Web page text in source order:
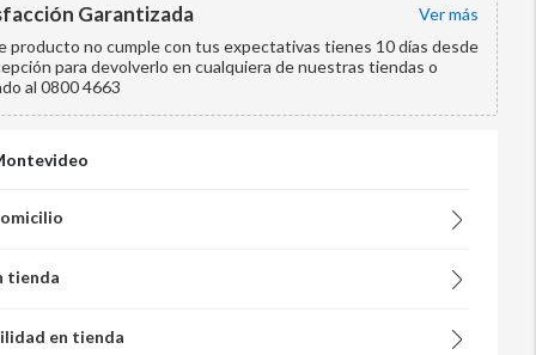
Garantizada
ver más
producto no cumple con tus expectativas tienes 10 días desde
para devolverlo en cualquiera de nuestras tiendas o
al 0800 4663
tienda
en tienda